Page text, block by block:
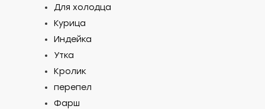
Для холодца
Курица
Индейка
Утка
Кролик
перепел
Фарш